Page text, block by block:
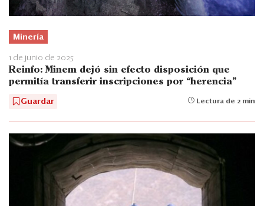
Minería
1 de junio de 2025
Reinfo: Minem dejó sin efecto disposición que
permitía transferir inscripciones por “herencia”
Guardar Lectura de 2 min